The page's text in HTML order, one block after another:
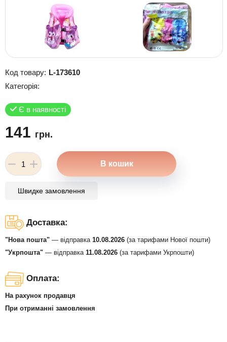
Код товару: L-173610
Категорія:
Є в наявності
141 грн.
Швидке замовлення
Доставка:
"Нова пошта" — відправка 10.08.2026 (за тарифами Нової пошти)
"Укрпошта" — відправка 11.08.2026 (за тарифами Укрпошти)
Оплата:
На рахунок продавця
При отриманні замовлення